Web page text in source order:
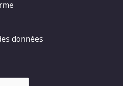
données